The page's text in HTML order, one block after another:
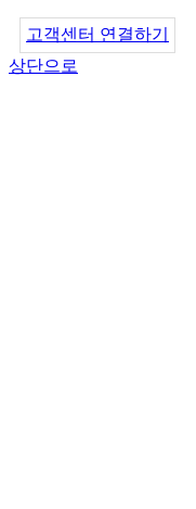
고객센터 연결하기
상단으로